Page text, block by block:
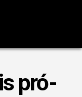
pró-